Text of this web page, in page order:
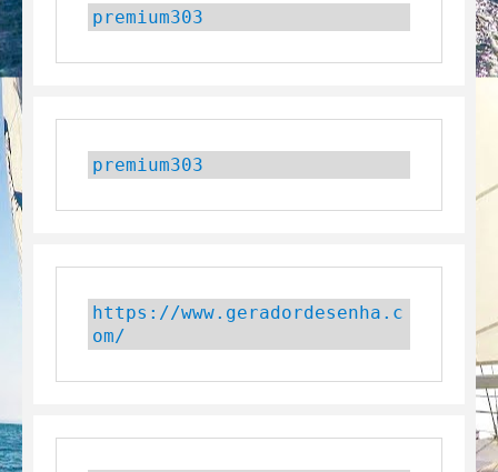
premium303
premium303
https://www.geradordesenha.c
om/